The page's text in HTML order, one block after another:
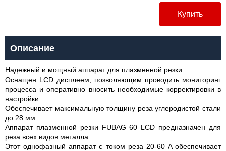
Купить
Описание
Надежный и мощный аппарат для плазменной резки.
Оснащен LCD дисплеем, позволяющим проводить мониторинг
процесса и оперативно вносить необходимые корректировки в
настройки.
Обеспечивает максимальную толщину реза углеродистой стали
до 28 мм.
Аппарат плазменной резки FUBAG 60 LCD предназначен для
реза всех видов металла.
Этот однофазный аппарат с током реза 20-60 A обеспечивает